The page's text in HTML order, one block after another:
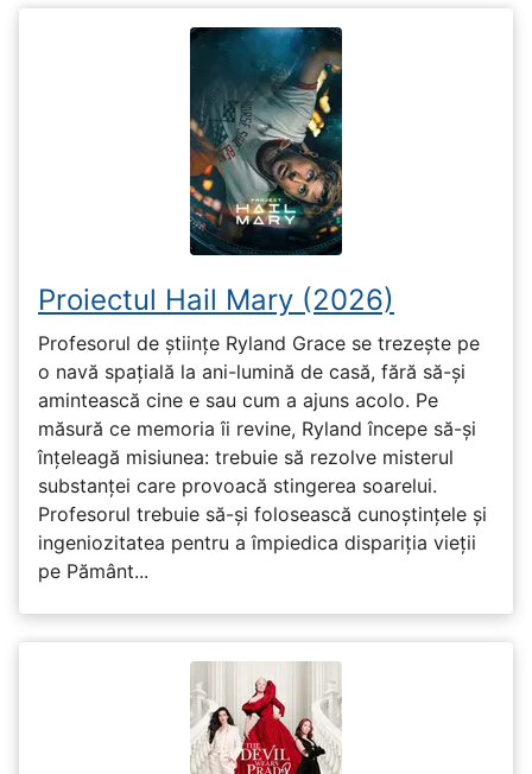
Proiectul Hail Mary (2026)
Profesorul de științe Ryland Grace se trezește pe
o navă spațială la ani-lumină de casă, fără să-și
amintească cine e sau cum a ajuns acolo. Pe
măsură ce memoria îi revine, Ryland începe să-și
înțeleagă misiunea: trebuie să rezolve misterul
substanței care provoacă stingerea soarelui.
Profesorul trebuie să-și folosească cunoștințele și
ingeniozitatea pentru a împiedica dispariția vieții
pe Pământ...